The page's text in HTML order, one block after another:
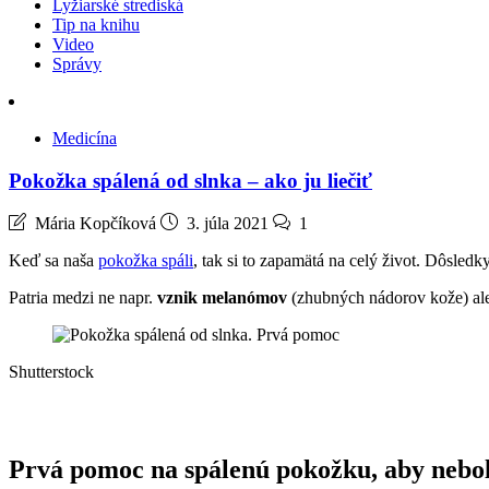
Lyžiarské strediská
Tip na knihu
Video
Správy
Medicína
Pokožka spálená od slnka – ako ju liečiť
Mária Kopčíková 3. júla 2021
1
Keď sa naša pokožka spáli, tak si to zapamätá na celý život.
Patria medzi ne napr. vznik melanómov (zhubných nádorov kože)
Shutterstock
Prvá pomoc na spálenú pokožku, aby